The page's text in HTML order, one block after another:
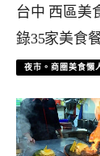
台中 西區美
錄35家美食
夜市。商圈美食懶